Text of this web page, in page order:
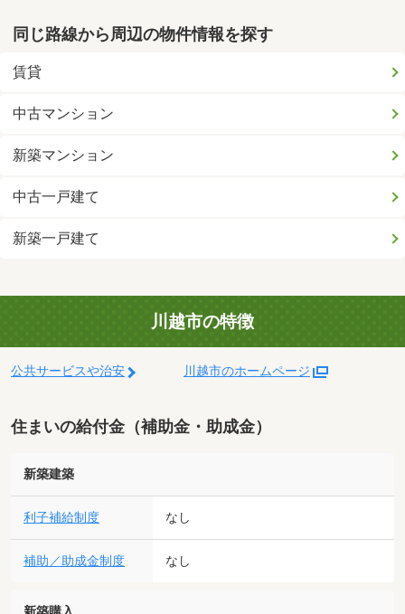
同じ路線から周辺の物件情報を探す
賃貸
中古マンション
新築マンション
中古一戸建て
新築一戸建て
川越市の特徴
公共サービスや治安 川越市のホームページ
住まいの給付金（補助金・助成金）
新築建築
利子補給制度 なし
補助／助成金制度 なし